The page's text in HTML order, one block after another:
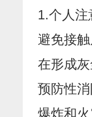
1.个人注
避免接
在形成
预防性
爆炸和